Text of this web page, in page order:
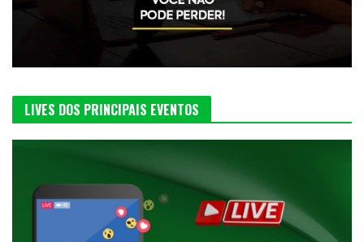
LIVES DOS PRINCIPAIS EVENTOS